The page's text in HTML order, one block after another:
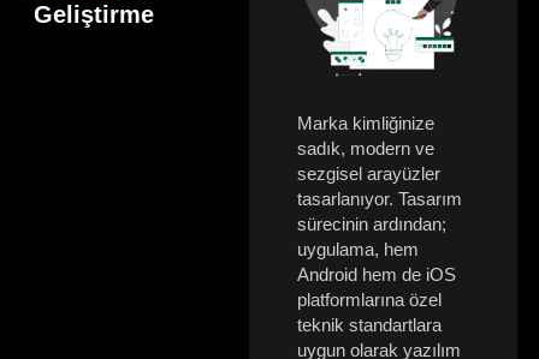
Geliştirme
Marka kimliğinize
sadık, modern ve
sezgisel arayüzler
tasarlanıyor. Tasarım
sürecinin ardından;
uygulama, hem
Android hem de iOS
platformlarına özel
teknik standartlara
uygun olarak yazılım